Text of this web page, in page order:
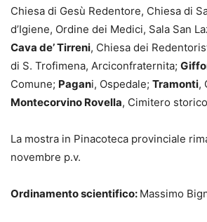
Chiesa di Gesù Redentore, Chiesa di
d’Igiene, Ordine dei Medici, Sala San
Cava de’ Tirreni, Chiesa dei
di S. Trofimena, Arciconfraternita;
Comune; Pagani, Ospedale; Tramonti,
Montecorvino Rovella, Cimitero
La mostra in Pinacoteca provinciale
novembre p.v.
Ordinamento scientifico: Massimo